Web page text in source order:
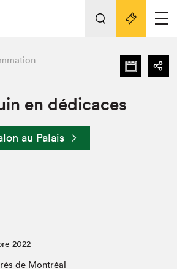
au Salon
Nos activités
et en ligne
en dédicaces
au Palais
2022
de Montréal